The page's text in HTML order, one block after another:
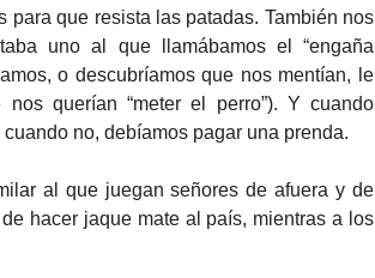
que resista las patadas. También nos
uno al que llamábamos el “engaña
o descubríamos que nos mentían, le
querían “meter el perro”). Y cuando
no, debíamos pagar una prenda.
al que juegan señores de afuera y de
hacer jaque mate al país, mientras a los